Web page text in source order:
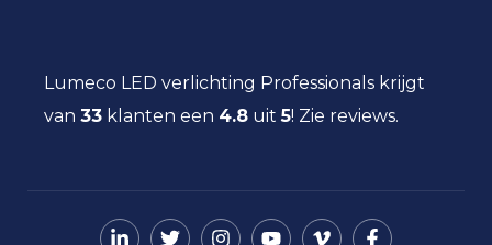
Maatwerk
Social Return
Projectverlichting
Scheepsverlichting
Universiteitsverlichting
Aanbestedingen
Eindgebruiker
Storingsinformatie
Nieuws
Lumeco LED verlichting Professionals krijgt
van 33 klanten een 4.8 uit5! Zie reviews.